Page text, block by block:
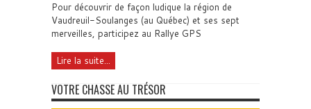
Pour découvrir de façon ludique la région de
Vaudreuil-Soulanges (au Québec) et ses sept
merveilles, participez au Rallye GPS
Lire la suite...
VOTRE CHASSE AU TRÉSOR